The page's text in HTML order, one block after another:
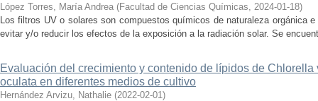
López Torres, María Andrea (Facultad de Ciencias Químicas, 2024-01-18)
Los filtros UV o solares son compuestos químicos de naturaleza orgánica
evitar y/o reducir los efectos de la exposición a la radiación solar. Se
Evaluación del crecimiento y contenido de lípidos de
oculata en diferentes medios de cultivo
Hernández Arvizu, Nathalie (2022-02-01)